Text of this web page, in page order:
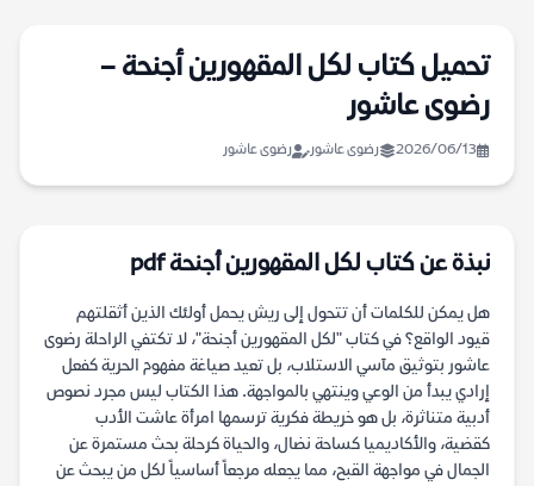
تحميل كتاب لكل المقهورين أجنحة –
رضوى عاشور
2026/06/13 رضوى عاشور رضوى عاشور
نبذة عن كتاب لكل المقهورين أجنحة pdf
هل يمكن للكلمات أن تتحول إلى ريش يحمل أولئك الذين أثقلتهم
قيود الواقع؟ في كتاب "لكل المقهورين أجنحة"، لا تكتفي الراحلة رضوى
عاشور بتوثيق مآسي الاستلاب، بل تعيد صياغة مفهوم الحرية كفعل
إرادي يبدأ من الوعي وينتهي بالمواجهة. هذا الكتاب ليس مجرد نصوص
أدبية متناثرة، بل هو خريطة فكرية ترسمها امرأة عاشت الأدب
كقضية، والأكاديميا كساحة نضال، والحياة كرحلة بحث مستمرة عن
الجمال في مواجهة القبح، مما يجعله مرجعاً أساسياً لكل من يبحث عن